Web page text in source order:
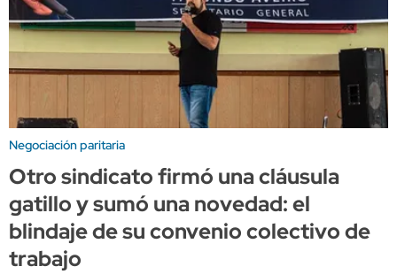
Negociación paritaria
Otro sindicato firmó una cláusula
gatillo y sumó una novedad: el
blindaje de su convenio colectivo de
trabajo